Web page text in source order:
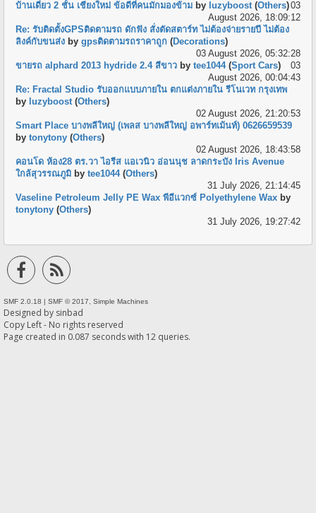
บ้านเดี่ยว 2 ชั้น เชียงใหม่ ข้อดีที่คนมักมองข้าม by luzyboost(Others)03
August 2026, 18:09:12
Re: รับติดตั้งGPSติดตามรถ ดักฟัง สั่งตัดสตาร์ท ไม่ต้องจ่ายรายปี ไม่ต้อง
ลิงค์กับขนส่ง bygpsติดตามรถราคาถูก (Decorations)
03 August 2026, 05:32:28
ขายรถ alphard 2013 hydride 2.4 สีขาว bytee1044(Sport Cars)
03
August 2026, 00:04:43
Re: Fractal Studio รับออกแบบภายใน ตกแต่งภายใน รีโนเวท กรุงเทพ
by luzyboost(Others)
02 August 2026, 21:20:53
Smart Place บางพลีใหญ่ (เพลส บางพลีใหญ่ อพาร์ทเม้นท์) 0626659539
bytonytony (Others)
02 August 2026, 18:43:58
คอนโด ห้อง28 ตร.วา ไอรีส แอเวนิว อ่อนนุช ลาดกระบัง Iris Avenue
ใกล้สุวรรณภูมิ bytee1044(Others)
31 July 2026, 21:14:45
Vaseline Petroleum Jelly PE Wax พีอีแวกซ์ Polyethylene Wax by
tonytony (Others)
31 July 2026, 19:27:42
SMF 2.0.18 | SMF © 2017 Simple Machines
Designed by sinbad
Copy Left - No rights reserved
Page created in 0.087 seconds with 12 queries.